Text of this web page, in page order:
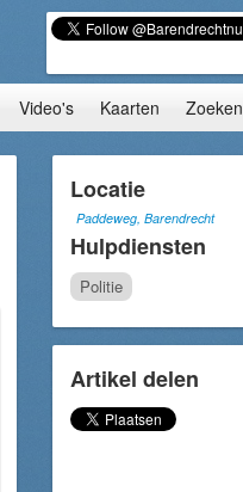
Video's Kaarten Zoeken
Locatie
Paddeweg, Barendrecht
Hulpdiensten
Politie
Artikel delen